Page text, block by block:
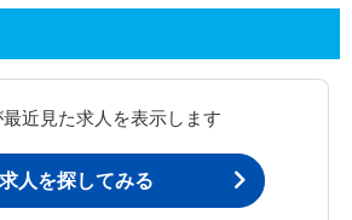
近見た求人を表示します
求人を探してみる